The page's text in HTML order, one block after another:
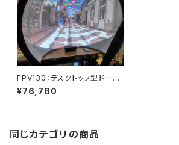
FPV130：デスクトップ型ドーム
工作キット
¥76,780
同じカテゴリの商品